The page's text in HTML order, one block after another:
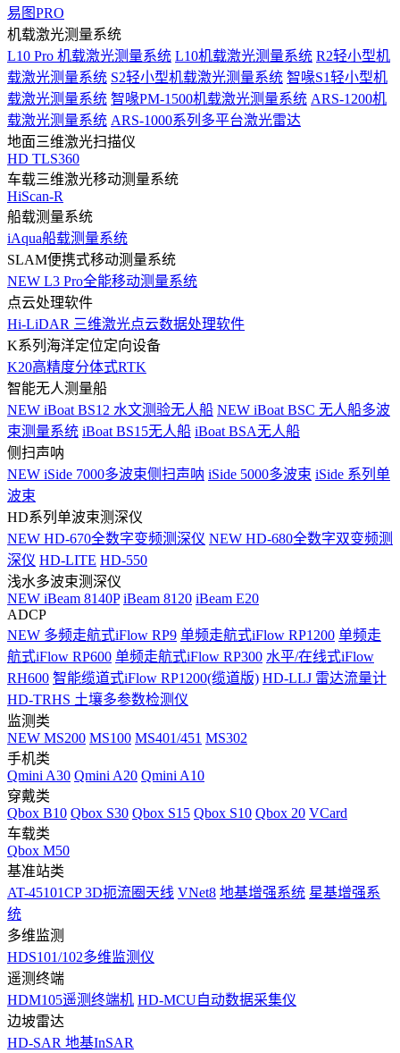
易图PRO
机载激光测量系统
L10 Pro 机载激光测量系统 L10机载激光测量系统 R2轻小型机
载激光测量系统 S2轻小型机载激光测量系统 智喙S1轻小型机
载激光测量系统 智喙PM-1500机载激光测量系统 ARS-1200机
载激光测量系统 ARS-1000系列多平台激光雷达
地面三维激光扫描仪
HD TLS360
车载三维激光移动测量系统
HiScan-R
船载测量系统
iAqua船载测量系统
SLAM便携式移动测量系统
NEW L3 Pro全能移动测量系统
点云处理软件
Hi-LiDAR 三维激光点云数据处理软件
K系列海洋定位定向设备
K20高精度分体式RTK
智能无人测量船
NEW iBoat BS12 水文测验无人船 NEW iBoat BSC 无人船多波
束测量系统 iBoat BS15无人船 iBoat BSA无人船
侧扫声呐
NEW iSide 7000多波束侧扫声呐 iSide 5000多波束 iSide 系列单
波束
HD系列单波束测深仪
NEW HD-670全数字变频测深仪 NEW HD-680全数字双变频测
深仪 HD-LITE HD-550
浅水多波束测深仪
NEW iBeam 8140P iBeam 8120 iBeam E20
ADCP
NEW 多频走航式iFlow RP9 单频走航式iFlow RP1200 单频走
航式iFlow RP600 单频走航式iFlow RP300 水平/在线式iFlow
RH600 智能缆道式iFlow RP1200(缆道版) HD-LLJ 雷达流量计
HD-TRHS 土壤多参数检测仪
监测类
NEW MS200 MS100 MS401/451 MS302
手机类
Qmini A30 Qmini A20 Qmini A10
穿戴类
Qbox B10 Qbox S30 Qbox S15 Qbox S10 Qbox 20 VCard
车载类
Qbox M50
基准站类
AT-45101CP 3D扼流圈天线 VNet8 地基增强系统 星基增强系
统
多维监测
HDS101/102多维监测仪
遥测终端
HDM105遥测终端机 HD-MCU自动数据采集仪
边坡雷达
HD-SAR 地基InSAR